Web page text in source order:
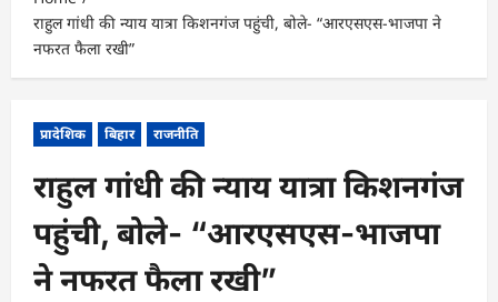
राहुल गांधी की न्याय यात्रा किशनगंज पहुंची, बोले- “आरएसएस-भाजपा ने
नफरत फैला रखी”
प्रादेशिक बिहार राजनीति
राहुल गांधी की न्याय यात्रा किशनगंज
पहुंची, बोले- “आरएसएस-भाजपा
ने नफरत फैला रखी”